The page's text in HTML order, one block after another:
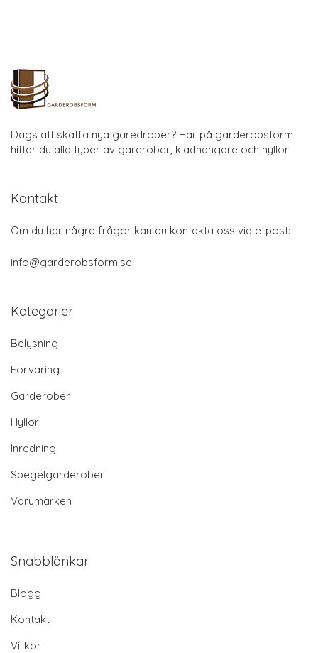
Dags att skaffa nya garedrober? Här på garderobsform
hittar du alla typer av garerober, klädhängare och hyllor
Kontakt
Om du har några frågor kan du kontakta oss via e-post:
info@garderobsform.se
Kategorier
Belysning
Förvaring
Garderober
Hyllor
Inredning
Spegelgarderober
Varumärken
Snabblänkar
Blogg
Kontakt
Villkor